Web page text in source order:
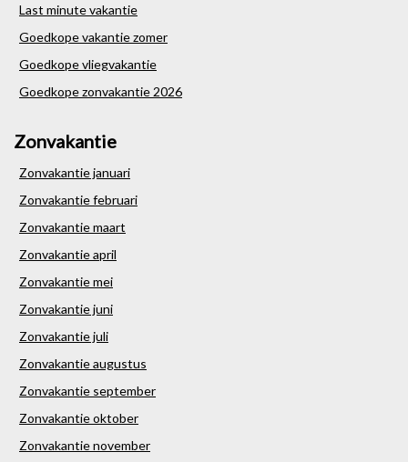
Last minute vakantie
Goedkope vakantie zomer
Goedkope vliegvakantie
Goedkope zonvakantie 2026
Zonvakantie
Zonvakantie januari
Zonvakantie februari
Zonvakantie maart
Zonvakantie april
Zonvakantie mei
Zonvakantie juni
Zonvakantie juli
Zonvakantie augustus
Zonvakantie september
Zonvakantie oktober
Zonvakantie november